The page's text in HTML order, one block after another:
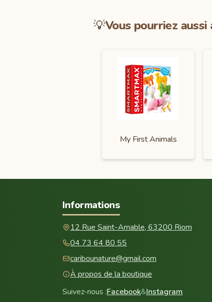
💡Vous pourriez aussi
My First Animals
Informations
12 Rue Saint-Amable, 63200 Riom
04 73 64 80 55
caribounature@gmail.com
À propos de la boutique
Suivez-nous :Facebook&Instagram